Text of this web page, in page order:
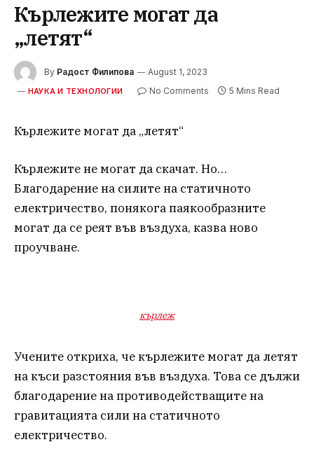
Кърлежите могат да
„летят“
By Радост Филипова August 1, 2023
НАУКА И ТЕХНОЛОГИИ No Comments 5 Mins Read
Кърлежите могат да „летят“
Кърлежите не могат да скачат. Но…
Благодарение на силите на статичното
електричество, понякога паякообразните
могат да се реят във въздуха, казва ново
проучване.
кърлеж
Учените откриха, че кърлежите могат да летят
на къси разстояния във въздуха. Това се дължи
благодарение на противодействащите на
гравитацията сили на статичното
електричество.